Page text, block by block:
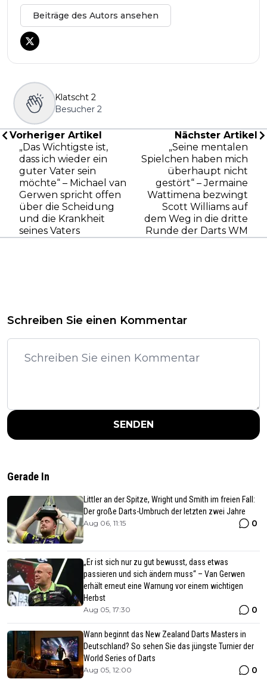
Beiträge des Autors ansehen
Klatscht 2
Besucher 2
Vorheriger Artikel
„Das Wichtigste ist,
dass ich wieder ein
guter Vater sein
möchte“ – Michael van
Gerwen spricht offen
über die Scheidung
und die Krankheit
seines Vaters
Nächster Artikel
„Seine mentalen
Spielchen haben mich
überhaupt nicht
gestört“ – Jermaine
Wattimena bezwingt
Scott Williams auf
dem Weg in die dritte
Runde der Darts WM
Schreiben Sie einen Kommentar
SENDEN
Gerade In
Littler an der Spitze, Wright und Smith im freien Fall:
Der große Darts-Umbruch der letzten zwei Jahre
Aug 06, 11:15 0
„Er ist sich nur zu gut bewusst, dass etwas
passieren und sich ändern muss“ – Van Gerwen
erhält erneut eine Warnung vor einem wichtigen
Herbst
Aug 05, 17:30 0
Wann beginnt das New Zealand Darts Masters in
Deutschland? So sehen Sie das jüngste Turnier der
World Series of Darts
Aug 05, 12:00 0